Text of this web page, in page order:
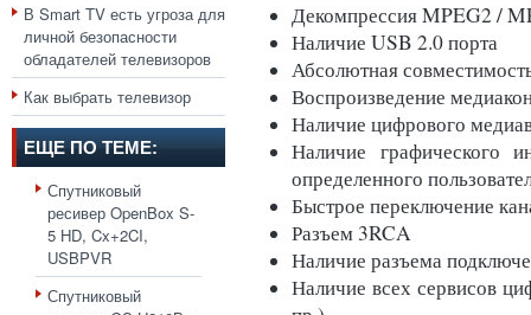
В Smart TV есть угроза для
личной безопасности
обладателей телевизоров
Как выбрать телевизор
ЕЩЕ ПО ТЕМЕ:
Спутниковый
ресивер OpenBox S-
5 HD, Cx+2CI,
USBPVR
Спутниковый
Декомпрессия MPEG2 /
Наличие USB 2.0 порта
Абсолютная
Воспроизведение
Наличие цифрового
Наличие графического
определенного
Быстрое переключение
Разъем 3RCA
Наличие разъема
Наличие всех сервисов